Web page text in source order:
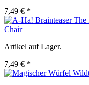
7,49 € *
Chair
Artikel auf Lager.
7,49 € *